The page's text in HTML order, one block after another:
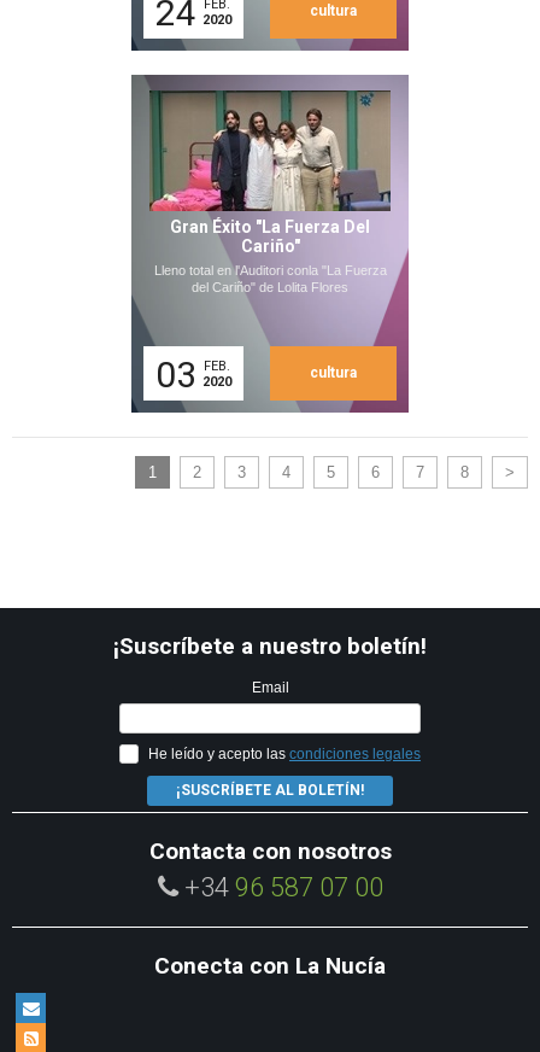
24
FEB.
2020
cultura
Gran Éxito "La Fuerza Del
Cariño"
Lleno total en l'Auditori conla "La Fuerza
del Cariño" de Lolita Flores
03
FEB.
2020
cultura
1 2 3 4 5 6 7 8 >
¡Suscríbete a nuestro boletín!
Email
He leído y acepto las condiciones legales
¡SUSCRÍBETE AL BOLETÍN!
Contacta con nosotros
+34 96 587 07 00
Conecta con La Nucía